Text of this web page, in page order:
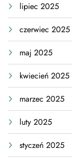
lipiec 2025
czerwiec 2025
maj 2025
kwiecień 2025
marzec 2025
luty 2025
styczeń 2025